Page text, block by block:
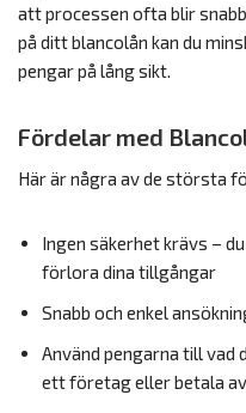
att processen ofta blir
på ditt blancolån kan du
pengar på lång sikt.
Fördelar med
Här är några av de största
Ingen säkerhet krävs –
förlora dina tillgångar
Snabb och enkel
Använd pengarna till vad
ett företag eller betala